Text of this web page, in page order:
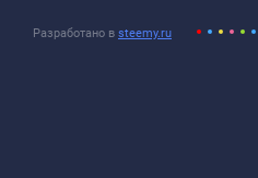
Разработано в steemy.ru